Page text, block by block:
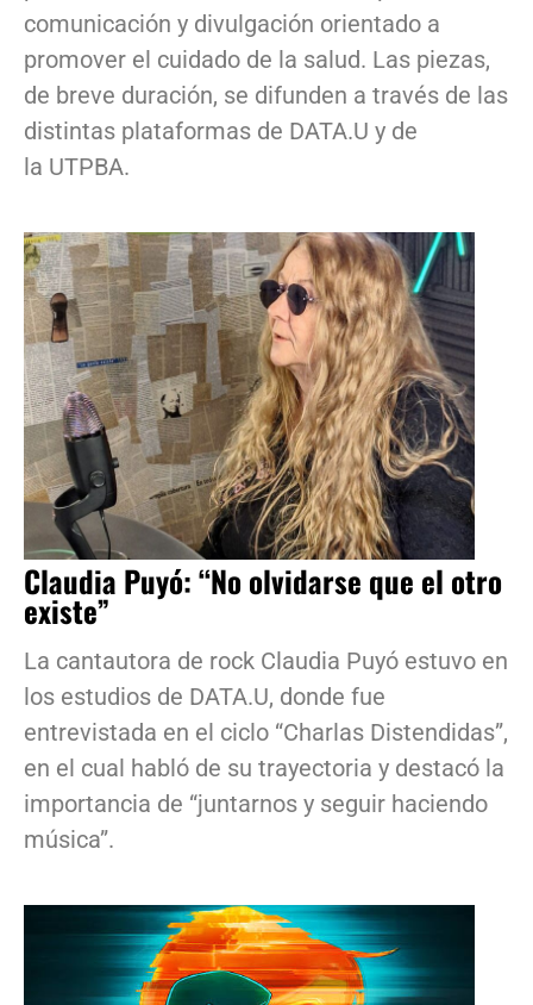
comunicación y divulgación orientado a
promover el cuidado de la salud. Las piezas,
de breve duración, se difunden a través de las
distintas plataformas de DATA.U y de
la UTPBA.
Claudia Puyó: “No olvidarse que el otro
existe”
La cantautora de rock Claudia Puyó estuvo en
los estudios de DATA.U, donde fue
entrevistada en el ciclo “Charlas Distendidas”,
en el cual habló de su trayectoria y destacó la
importancia de “juntarnos y seguir haciendo
música”.